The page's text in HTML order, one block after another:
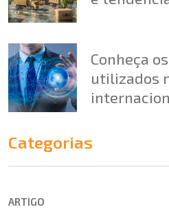
Conheça
utilizados
Categorias
ARTIGO